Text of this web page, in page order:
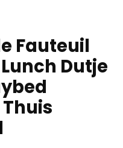
Fauteuil
Dutje